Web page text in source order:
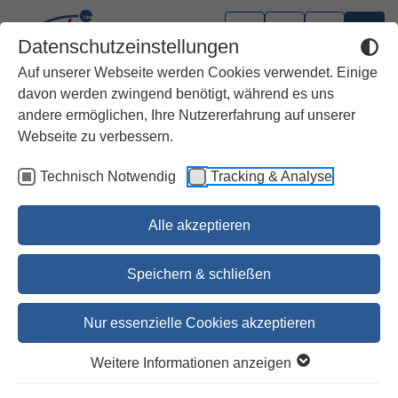
Datenschutzeinstellungen
Auf unserer Webseite werden Cookies verwendet. Einige
davon werden zwingend benötigt, während es uns
andere ermöglichen, Ihre Nutzererfahrung auf unserer
Webseite zu verbessern.
Technisch Notwendig Tracking & Analyse
Alle akzeptieren
Speichern & schließen
Nur essenzielle Cookies akzeptieren
Weitere Informationen anzeigen
Bibeln mit sehr kleiner Schrift
Deutsche, Österreichische und Schweizer…
100,00 €
Jetzt vorbestellen